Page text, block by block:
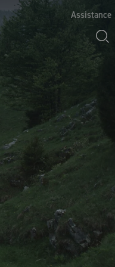
Assistance